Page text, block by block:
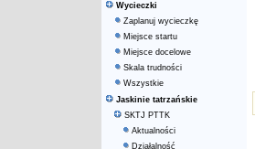
Wycieczki
Zaplanuj wycieczkę
Miejsce startu
Miejsce docelowe
Skala trudności
Wszystkie
Jaskinie tatrzańskie
SKTJ PTTK
Aktualności
Działalność